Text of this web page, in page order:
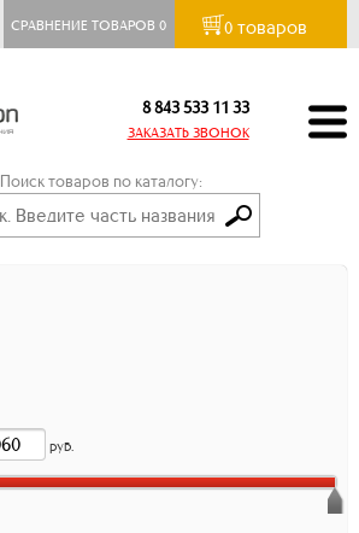
СРАВНЕНИЕ ТОВАРОВ0 0 товаров
8 843 533 11 33
ЗАКАЗАТЬ ЗВОНОК
Поиск товаров по каталогу:
руб.